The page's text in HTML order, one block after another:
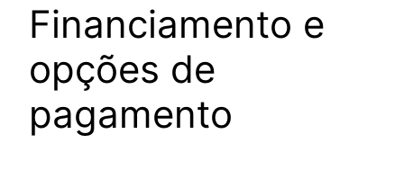
Financiamento e
opções de
pagamento